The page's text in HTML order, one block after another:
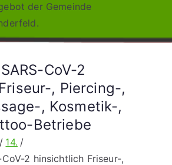
der Gemeinde
CoV-2
, Piercing-,
, Kosmetik-,
Betriebe
14.
2 hinsichtlich Friseur-,